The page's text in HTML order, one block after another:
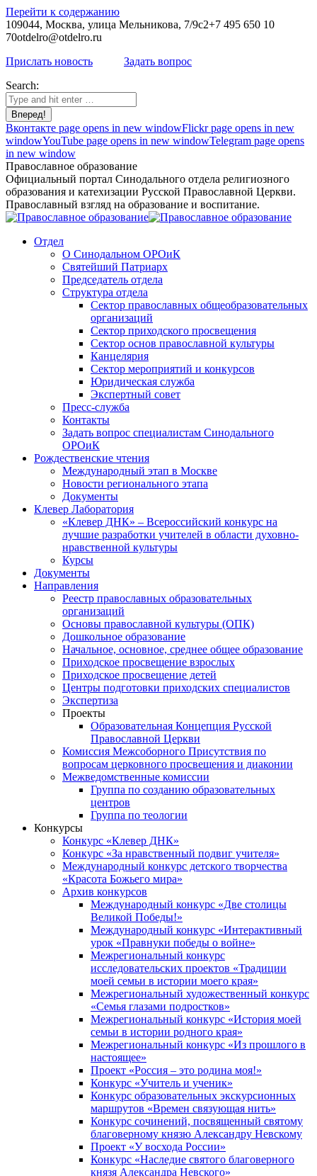
Перейти к содержанию
109044, Москва, улица Мельникова, 7/9с2+7 495 650 10
70otdelro@otdelro.ru
Прислать новость
Задать вопрос
Search:
Вконтакте page opens in new windowFlickr page opens in new
windowYouTube page opens in new windowTelegram page opens
in new window
Православное образование
Официальный портал Синодального отдела религиозного
образования и катехизации Русской Православной Церкви.
Православный взгляд на образование и воспитание.
Отдел
О Синодальном ОРОиК
Святейший Патриарх
Председатель отдела
Структура отдела
Сектор православных общеобразовательных
организаций
Сектор приходского просвещения
Сектор основ православной культуры
Канцелярия
Сектор мероприятий и конкурсов
Юридическая служба
Экспертный совет
Пресс-служба
Контакты
Задать вопрос специалистам Синодального
ОРОиК
Рождественские чтения
Международный этап в Москве
Новости регионального этапа
Документы
Клевер Лаборатория
«Клевер ДНК» – Всероссийский конкурс на
лучшие разработки учителей в области духовно-
нравственной культуры
Курсы
Документы
Направления
Реестр православных образовательных
организаций
Основы православной культуры (ОПК)
Дошкольное образование
Начальное, основное, среднее общее образование
Приходское просвещение взрослых
Приходское просвещение детей
Центры подготовки приходских специалистов
Экспертиза
Проекты
Образовательная Концепция Русской
Православной Церкви
Комиссия Межсоборного Присутствия по
вопросам церковного просвещения и диаконии
Межведомственные комиссии
Группа по созданию образовательных
центров
Группа по теологии
Конкурсы
Конкурс «Клевер ДНК»
Конкурс «За нравственный подвиг учителя»
Международный конкурс детского творчества
«Красота Божьего мира»
Архив конкурсов
Международный конкурс «Две столицы
Великой Победы!»
Международный конкурс «Интерактивный
урок «Правнуки победы о войне»
Межрегиональный конкурс
исследовательских проектов «Традиции
моей семьи в истории моего края»
Межрегиональный художественный конкурс
«Семья глазами подростков»
Межрегиональный конкурс «История моей
семьи в истории родного края»
Межрегиональный конкурс «Из прошлого в
настоящее»
Проект «Россия – это родина моя!»
Конкурс «Учитель и ученик»
Конкурс образовательных экскурсионных
маршрутов «Времен связующая нить»
Конкурс сочинений, посвященный святому
благоверному князю Александру Невскому
Проект «У восхода России»
Конкурс «Наследие святого благоверного
князя Александра Невского»